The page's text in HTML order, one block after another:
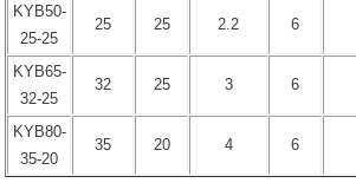
KYB50-
25-25
25 25 2.2 6
KYB65-
32-25
32 25 3 6
KYB80-
35-20
35 20 4 6